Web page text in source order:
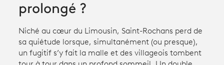
Participer et assister à une émission
À votre écoute
Productions et innovation
prolongé ?
Niché au cœur du Limousin, Saint-Rochans perd de
sa quiétude lorsque, simultanément (ou presque),
un fugitif s’y fait la malle et des villageois tombent